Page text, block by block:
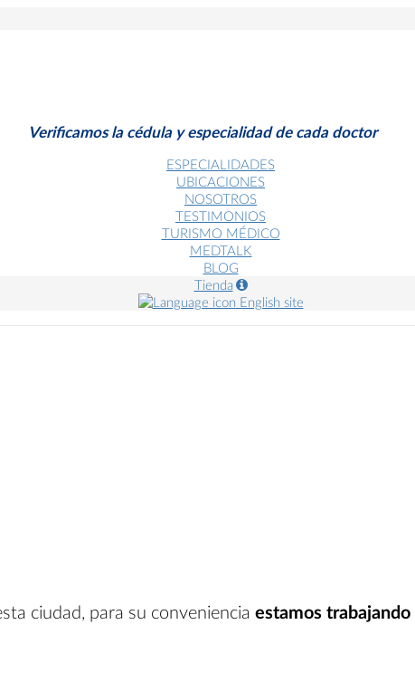
Verificamos la cédula y especialidad de cada doctor
ESPECIALIDADES
UBICACIONES
NOSOTROS
TESTIMONIOS
TURISMO MÉDICO
MEDTALK
BLOG
Tienda
English site
ciudad, para su conveniencia estamos trabajando